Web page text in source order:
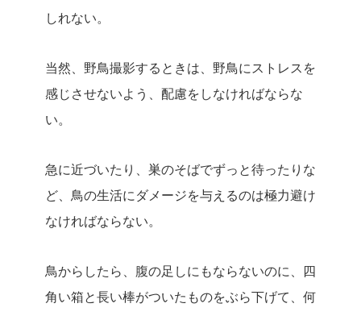
しれない。
当然、野鳥撮影するときは、野鳥にストレスを
感じさせないよう、配慮をしなければならな
い。
急に近づいたり、巣のそばでずっと待ったりな
ど、鳥の生活にダメージを与えるのは極力避け
なければならない。
鳥からしたら、腹の足しにもならないのに、四
角い箱と長い棒がついたものをぶら下げて、何